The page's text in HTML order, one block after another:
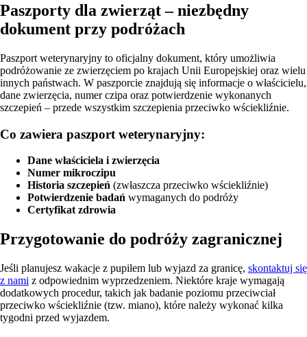
Paszporty dla zwierząt – niezbędny
dokument przy podróżach
Paszport weterynaryjny to oficjalny dokument, który umożliwia
podróżowanie ze zwierzęciem po krajach Unii Europejskiej oraz wielu
innych państwach. W paszporcie znajdują się informacje o właścicielu,
dane zwierzęcia, numer czipa oraz potwierdzenie wykonanych
szczepień – przede wszystkim szczepienia przeciwko wściekliźnie.
Co zawiera paszport weterynaryjny:
Dane właściciela i zwierzęcia
Numer mikroczipu
Historia szczepień (zwłaszcza przeciwko wściekliźnie)
Potwierdzenie badań wymaganych do podróży
Certyfikat zdrowia
Przygotowanie do podróży zagranicznej
Jeśli planujesz wakacje z pupilem lub wyjazd za granicę, skontaktuj się
z nami z odpowiednim wyprzedzeniem. Niektóre kraje wymagają
dodatkowych procedur, takich jak badanie poziomu przeciwciał
przeciwko wściekliźnie (tzw. miano), które należy wykonać kilka
tygodni przed wyjazdem.